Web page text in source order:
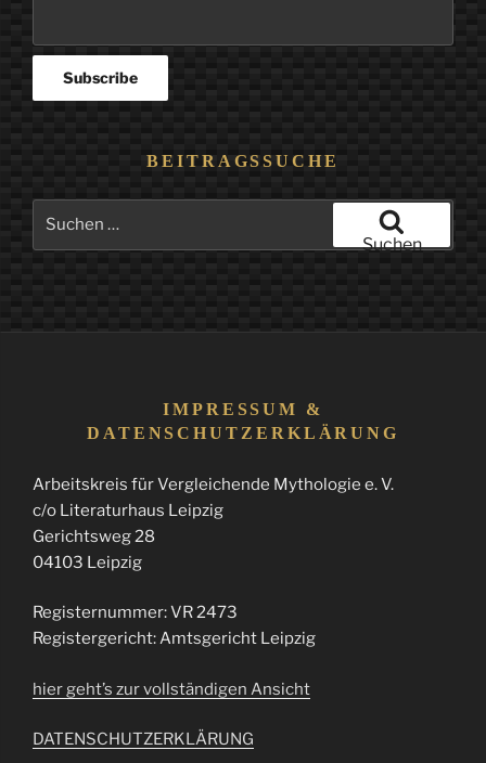
BEITRAGSSUCHE
Suchen
IMPRESSUM &
DATENSCHUTZERKLÄRUNG
Arbeitskreis für Vergleichende Mythologie e. V.
c/o Literaturhaus Leipzig
Gerichtsweg 28
04103 Leipzig
Registernummer: VR 2473
Registergericht: Amtsgericht Leipzig
hier geht’s zur vollständigen Ansicht
DATENSCHUTZERKLÄRUNG